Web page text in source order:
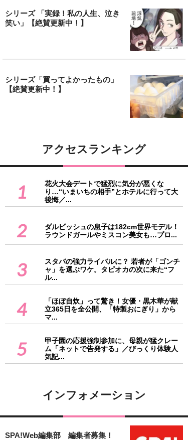
シリーズ 「実録！私の人生、泣き
笑い」【絶賛更新中！】
シリーズ「買ってよかったもの」
【絶賛更新中！】
アクセスランキング
1
花火大会デートで猛烈に気分が悪くな
り…“いまいちの相手”とホテルに行って大
後悔／...
2
ダルビッシュの息子は182cm世界モデル！
ラウンドガールやミスコン美女も…プロ...
3
スタバの強力ライバルに？ 若者が「ゴンチ
ャ」を選ぶワケ。タピオカの次に来た“フ
ル...
4
「ほぼ自炊」って驚き！女優・黒木華が献
立365日を全公開、「特製おにぎり」から
マ...
5
甲子園の応援強制参加に、母親が猛クレー
ム「ネットで告発する」／びっくり体験人
気記...
インフォメーション
SPA!Web編集部 編集者募集！